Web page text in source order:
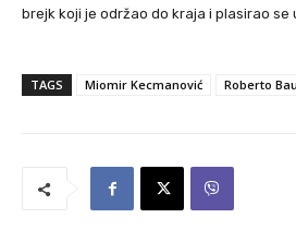
brejk koji je održao do kraja i plasirao se
TAGS Miomir Kecmanović Roberto